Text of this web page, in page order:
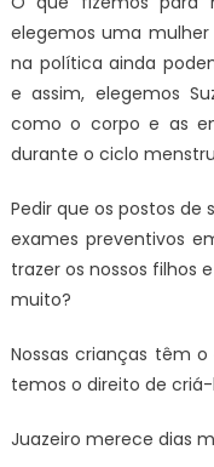
elegemos uma
na política ainda
e assim, elegemos
como o corpo e as
durante o ciclo
Pedir que os postos
exames preventivos
trazer os nossos filhos
muito?
Nossas crianças têm
temos o direito de
Juazeiro merece dias